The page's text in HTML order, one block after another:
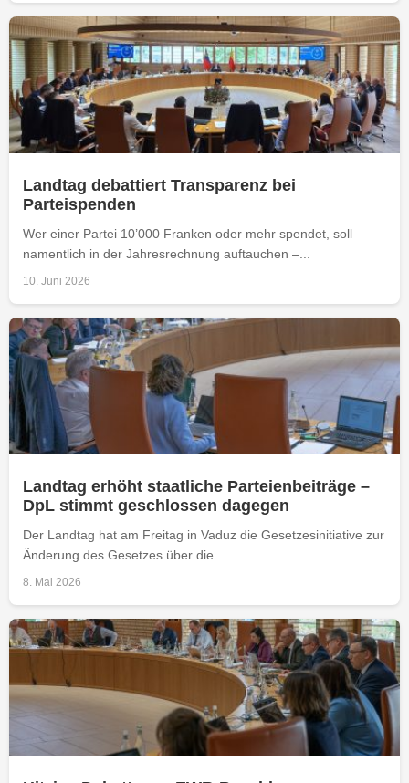
Landtag debattiert Transparenz bei
Parteispenden
Wer einer Partei 10’000 Franken oder mehr spendet, soll
namentlich in der Jahresrechnung auftauchen –...
10. Juni 2026
Landtag erhöht staatliche Parteienbeiträge –
DpL stimmt geschlossen dagegen
Der Landtag hat am Freitag in Vaduz die Gesetzesinitiative zur
Änderung des Gesetzes über die...
8. Mai 2026